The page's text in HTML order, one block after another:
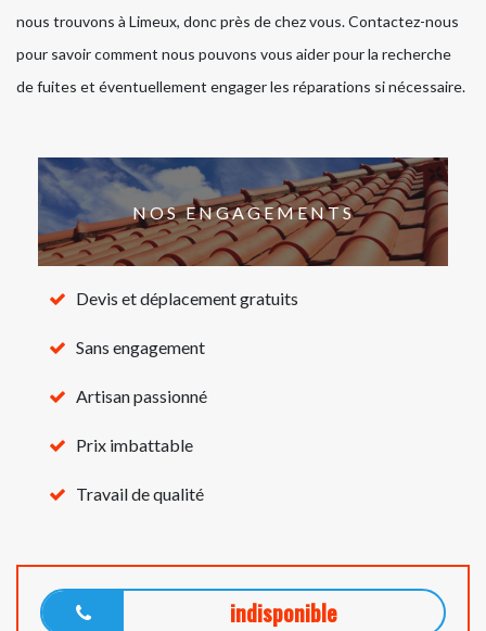
nous trouvons à Limeux, donc près de chez vous. Contactez-nous
pour savoir comment nous pouvons vous aider pour la recherche
de fuites et éventuellement engager les réparations si nécessaire.
NOS ENGAGEMENTS
Devis et déplacement gratuits
Sans engagement
Artisan passionné
Prix imbattable
Travail de qualité
indisponible